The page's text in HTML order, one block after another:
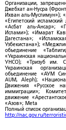
Организации,
Джебхат ан-Нусра
Ихван аль-Муслимун»);
«Египетский
«Асбат аль-Ансар»;
Ислами»); «Имарат
Дагестана»;
Узбекистана»);
объединение
«Украинская
УНСО); «Тризуб им.
Украинская
объединение «АУМ
AUM, Aleph);
Движения «Русское
иммиграции»;
движение
«Азов»; Meta
Полный список
http://nac.gov.ru/